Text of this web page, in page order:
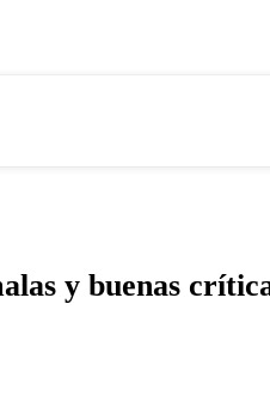
y buenas